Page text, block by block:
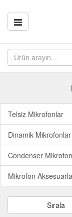
Telsiz Mikrofonlar
Dinamik Mikrofonlar
Condenser
Mikrofon
Sırala